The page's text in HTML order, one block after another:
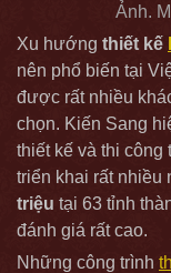
Ảnh.
Xu hướng thiết kế
nên phổ biến tại
được rất nhiều
chọn. Kiến Sang
thiết kế và thi công
triển khai rất nhiều
triệu tại 63 tỉnh
đánh giá rất cao.
Những công trình